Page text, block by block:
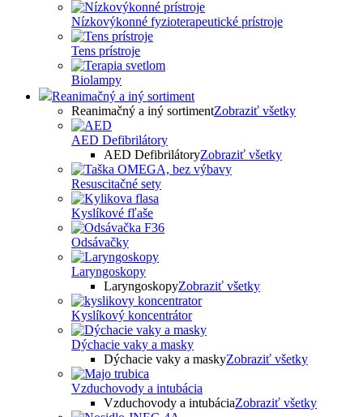
Nízkovýkonné fyzioterapeutické prístroje
Tens prístroje
Biolampy
Reanimačný a iný sortiment
Reanimačný a iný sortimentZobraziť všetky
AED Defibrilátory
AED DefibrilátoryZobraziť všetky
Resuscitačné sety
Kyslíkové fľaše
Odsávačky
Laryngoskopy
LaryngoskopyZobraziť všetky
Kyslíkový koncentrátor
Dýchacie vaky a masky
Dýchacie vaky a maskyZobraziť všetky
Vzduchovody a intubácia
Vzduchovody a intubáciaZobraziť všetky